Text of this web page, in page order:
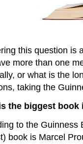
this question is
more than one
or what is the
taking the
the biggest book
to the Guinness
book is Marcel